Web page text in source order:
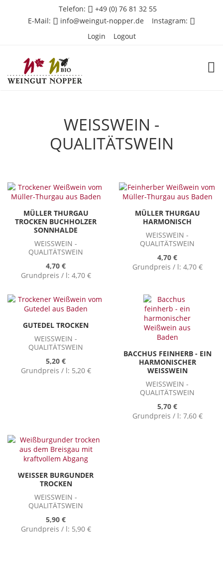
Telefon:
+49 (0) 76 81 32 55
E-Mail:
info@weingut-nopper.de
Instagram:
Login
Logout
WEISSWEIN - Q
UALITÄTSWEIN
MÜLLER THURGAU
TROCKEN BUCHHOLZER
SONNHALDE
WEISSWEIN - Q
UALITÄTSWEIN
4,70 €
Grundpreis / l: 4,70 €
MÜLLER THURGAU
HARMONISCH
WEISSWEIN - Q
UALITÄTSWEIN
4,70 €
Grundpreis / l: 4,70 €
GUTEDEL TROCKEN
WEISSWEIN - Q
UALITÄTSWEIN
5,20 €
Grundpreis / l: 5,20 €
BACCHUS FEINHERB - EIN
HARMONISCHER
WEISSWEIN
WEISSWEIN - Q
UALITÄTSWEIN
5,70 €
Grundpreis / l: 7,60 €
WEISSER BURGUNDER T
ROCKEN
WEISSWEIN - Q
UALITÄTSWEIN
5,90 €
Grundpreis / l: 5,90 €